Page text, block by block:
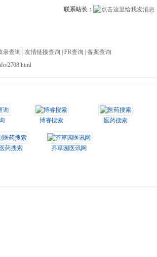
联系站长：
录查询 友情链接查询 PR查询
备案查询
2708.html
博睿搜索 医药搜索
药搜索 芥草园医讯网